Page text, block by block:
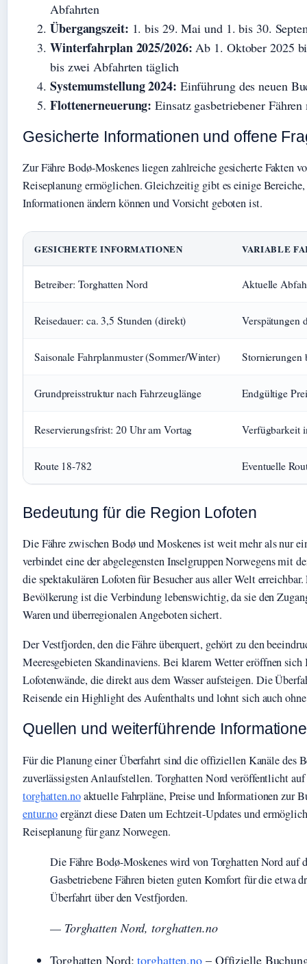
Abfahrten
Übergangszeit: 1. bis 29. Mai und 1. bis 30.
Winterfahrplan 2025/2026: Ab 1. Oktober 2025
bis zwei Abfahrten täglich
Systemumstellung 2024: Einführung des neuen
Flottenerneuerung: Einsatz gasbetriebener
Gesicherte Informationen und offene
Zur Fähre Bodø-Moskenes liegen zahlreiche gesicherte Fakten
Reiseplanung ermöglichen. Gleichzeitig gibt es einige
Informationen ändern können und Vorsicht geboten ist.
GESICHERTE INFORMATIONEN VARIABLE
Betreiber: Torghatten Nord Aktuelle
Reisedauer: ca. 3,5 Stunden (direkt) Verspätungen
Saisonale Fahrplanmuster (Sommer/Winter) Stornierungen
Grundpreisstruktur nach Fahrzeuglänge Endgültige
Reservierungsfrist: 20 Uhr am Vortag Verfügbarkeit
Route 18-782 Eventuelle
Bedeutung für die Region Lofoten
Die Fähre zwischen Bodø und Moskenes ist weit mehr als nur
verbindet eine der abgelegensten Inselgruppen Norwegens mit
die spektakulären Lofoten für Besucher aus aller Welt
Bevölkerung ist die Verbindung lebenswichtig, da sie den
Waren und überregionalen Angeboten sichert.
Der Vestfjorden, den die Fähre überquert, gehört zu den
Meeresgebieten Skandinaviens. Bei klarem Wetter eröffnen
Lofotenwände, die direkt aus dem Wasser aufsteigen. Die
Reisende ein Highlight des Aufenthalts und lohnt sich auch
Quellen und weiterführende
Für die Planung einer Überfahrt sind die offiziellen Kanäle des
zuverlässigsten Anlaufstellen. Torghatten Nord veröffentlicht auf
torghatten.noaktuelle Fahrpläne, Preise und Informationen zur
entur.noergänzt diese Daten um Echtzeit-Updates und
Reiseplanung für ganz Norwegen.
Die Fähre Bodø-Moskenes wird von Torghatten Nord auf
Gasbetriebene Fähren bieten guten Komfort für die etwa
Überfahrt über den Vestfjorden.
— Torghatten Nord, torghatten.no
Torghatten Nord:torghatten.no – Offizielle